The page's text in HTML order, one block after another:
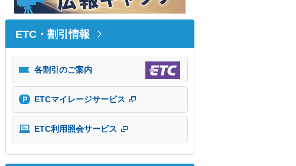
ETC・割引情報
各割引のご案内
ETCマイレージサービス
ETC利用照会サービス